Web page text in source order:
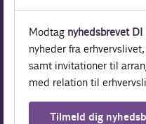
Modtag nyhedsbrevet DI
nyheder fra
samt invitationer til
med relation til
Tilmeld dig